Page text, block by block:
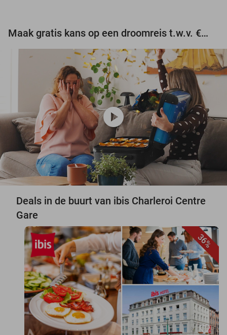
Maak gratis kans op een droomreis t.w.v. €3.000!
play_circle
Deals in de buurt van ibis Charleroi Centre
Gare
36%
favorite_border